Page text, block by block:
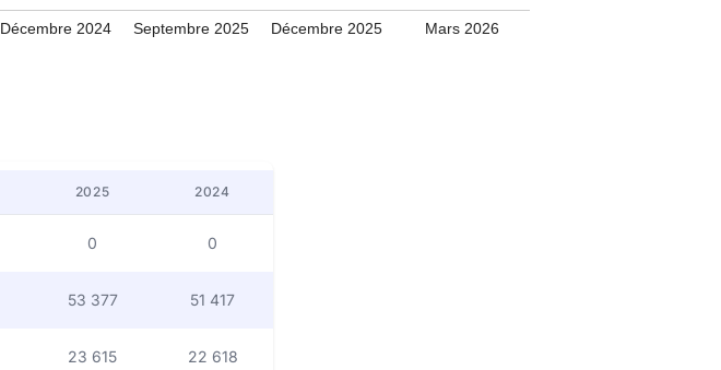
Décembre 2024 Septembre 2025 Décembre 2025 Mars 2026
2025 2024
0 0
53 377 51 417
23 615 22 618